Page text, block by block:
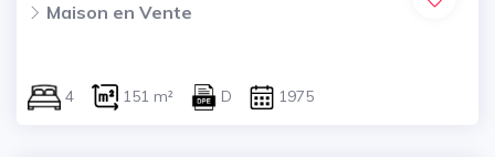
Maison en Vente
4 151 m² D 1975